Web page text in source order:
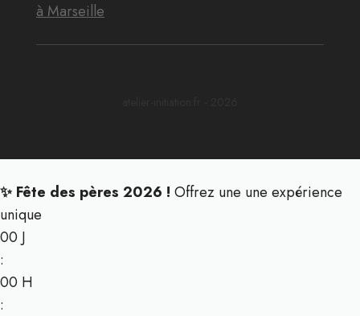
à Marseille
✨ Fête des pères 2026 ! Offrez une une expérience
unique
00 J
:
00 H
: